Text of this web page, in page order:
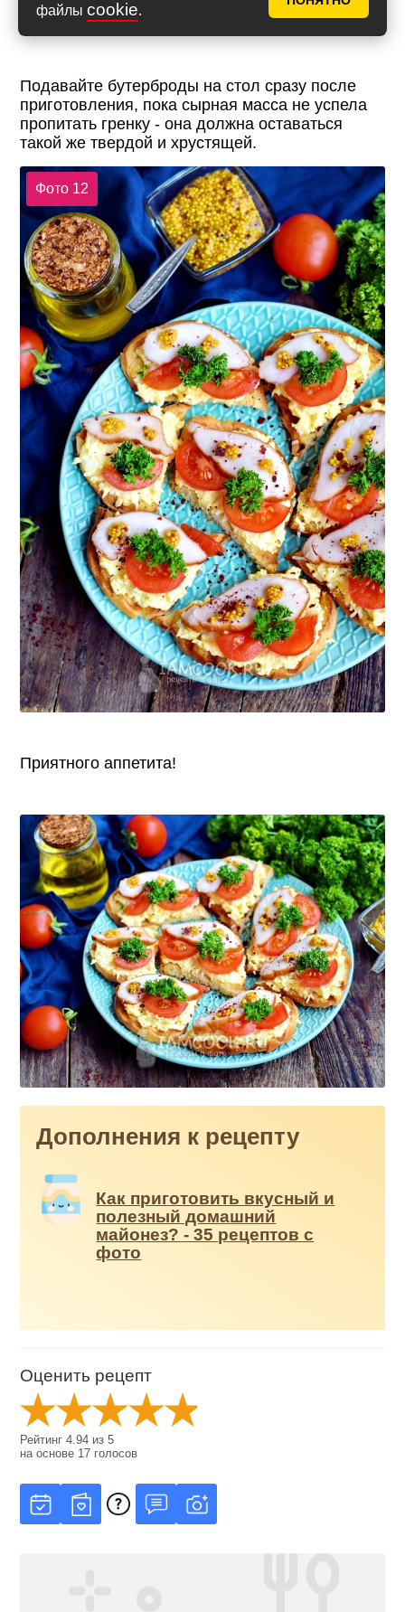
файлы cookie.
Подавайте бутерброды на стол сразу после
приготовления, пока сырная масса не успела
пропитать гренку - она должна оставаться
такой же твердой и хрустящей.
Фото 12
Приятного аппетита!
Дополнения к рецепту
Как приготовить вкусный и
полезный домашний
майонез? - 35 рецептов с
фото
Оценить рецепт
Рейтинг4.94 из5
на основе 17 голосов